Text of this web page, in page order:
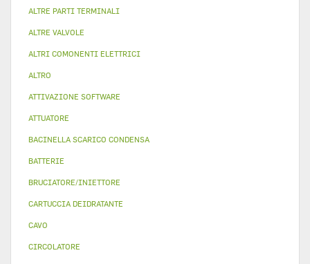
ALTRE PARTI TERMINALI
ALTRE VALVOLE
ALTRI COMONENTI ELETTRICI
ALTRO
ATTIVAZIONE SOFTWARE
ATTUATORE
BACINELLA SCARICO CONDENSA
BATTERIE
BRUCIATORE/INIETTORE
CARTUCCIA DEIDRATANTE
CAVO
CIRCOLATORE